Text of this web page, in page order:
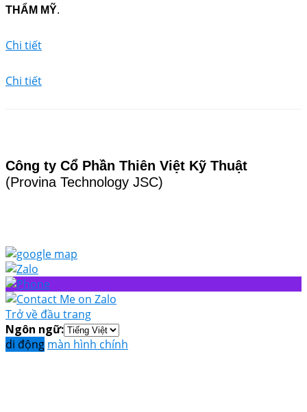
THẨM MỸ.
Chi tiết
Chi tiết
Công ty Cổ Phần Thiên Việt Kỹ Thuật
(Provina Technology JSC)
Trở về đầu trang
Ngôn ngữ:
di động màn hình chính